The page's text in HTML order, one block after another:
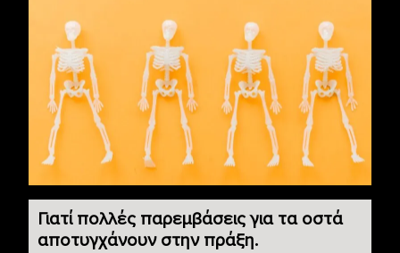
Γιατί πολλές παρεμβάσεις για τα οστά
αποτυγχάνουν στην πράξη.